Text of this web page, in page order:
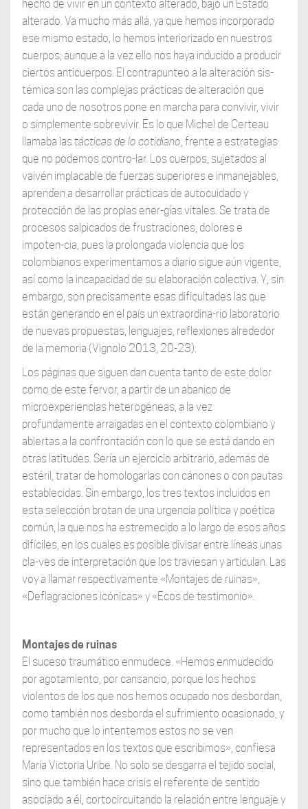
hecho de vivir en un contexto alterado, bajo un Estado
alterado. Va mucho más allá, ya que hemos incorporado
ese mismo estado, lo hemos interiorizado en nuestros
cuerpos; aunque a la vez ello nos haya inducido a producir
ciertos anticuerpos. El contrapunteo a la alteración sis-
témica son las complejas prácticas de alteración que
cada uno de nosotros pone en marcha para convivir, vivir
o simplemente sobrevivir. Es lo que Michel de Certeau
llamaba lastácticas de lo cotidiano , frente a estrategias
que no podemos contro-lar. Los cuerpos, sujetados al
vaivén implacable de fuerzas superiores e inmanejables,
aprenden a desarrollar prácticas de autocuidado y
protección de las propias ener-gías vitales. Se trata de
procesos salpicados de frustraciones, dolores e
impoten-cia, pues la prolongada violencia que los
colombianos experimentamos a diario sigue aún vigente,
así como la incapacidad de su elaboración colectiva. Y, sin
embargo, son precisamente esas dificultades las que
están generando en el país un extraordina-rio laboratorio
de nuevas propuestas, lenguajes, reflexiones alrededor
de la memoria (Vignolo 2013, 20-23).
Los páginas que siguen dan cuenta tanto de este dolor
como de este fervor, a partir de un abanico de
microexperiencias heterogéneas, a la vez
profundamente arraigadas en el contexto colombiano y
abiertas a la confrontación con lo que se está dando en
otras latitudes. Sería un ejercicio arbitrario, además de
estéril, tratar de homologarlas con cánones o con pautas
establecidas. Sin embargo, los tres textos incluidos en
esta selección brotan de una urgencia política y poética
común, la que nos ha estremecido a lo largo de esos años
difíciles, en los cuales es posible divisar entre líneas unas
cla-ves de interpretación que los traviesan y articulan. Las
voy a llamar respectivamente «Montajes de ruinas»,
«Deflagraciones icónicas» y «Ecos de testimonio».
Montajes de ruinas
El suceso traumático enmudece. «Hemos enmudecido
por agotamiento, por cansancio, porque los hechos
violentos de los que nos hemos ocupado nos desbordan,
como también nos desborda el sufrimiento ocasionado, y
por mucho que lo intentemos estos no se ven
representados en los textos que escribimos», confiesa
María Victoria Uribe. No solo se desgarra el tejido social,
sino que también hace crisis el referente de sentido
asociado a él, cortocircuitando la relación entre lenguaje y